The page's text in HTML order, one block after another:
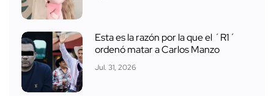
Esta es la razón por la que el ´R1´
ordenó matar a Carlos Manzo
Jul. 31, 2026